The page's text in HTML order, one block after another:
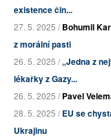
existence čin...
27. 5. 2025 /Bohumil
z morální pasti
26. 5. 2025 /„Jedna z
lékařky z Gazy...
26. 5. 2025 /Pavel
28. 5. 2025 /EU se
Ukrajinu